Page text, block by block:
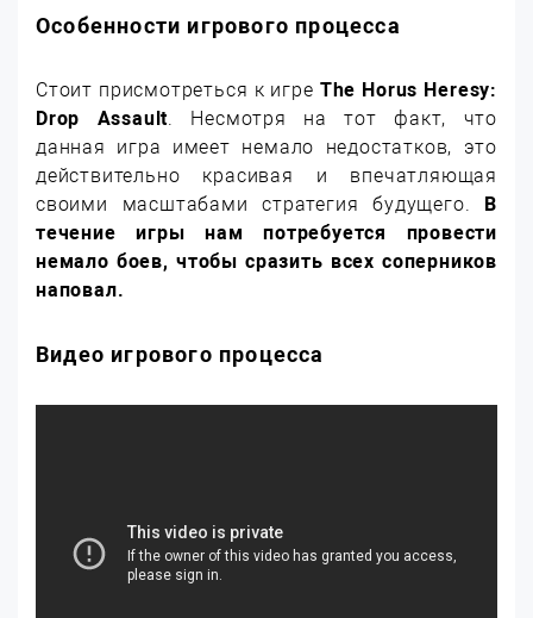
Особенности игрового процесса
Стоит присмотреться к игре The Horus Heresy:
Drop Assault. Несмотря на тот факт, что
данная игра имеет немало недостатков, это
действительно красивая и впечатляющая
своими масштабами стратегия будущего. В
течение игры нам потребуется провести
немало боев, чтобы сразить всех соперников
наповал.
Видео игрового процесса